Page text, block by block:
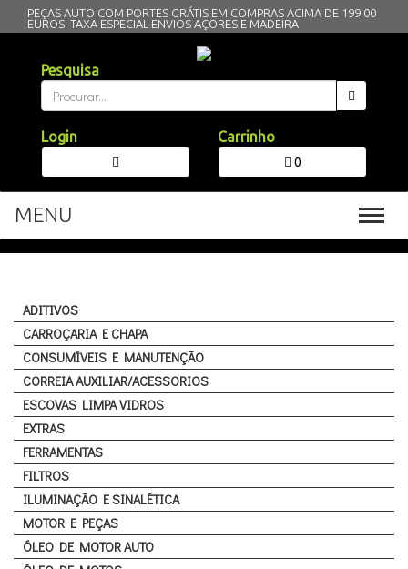
PEÇAS AUTO COM PORTES GRÁTIS EM COMPRAS ACIMA DE 199.00
EUROS! TAXA ESPECIAL ENVIOS AÇORES E MADEIRA
Pesquisa
Login Carrinho
0
MENU
ADITIVOS
CARROÇARIA E CHAPA
CONSUMÍVEIS E MANUTENÇÃO
CORREIA AUXILIAR/ACESSORIOS
ESCOVAS LIMPA VIDROS
EXTRAS
FERRAMENTAS
FILTROS
ILUMINAÇÃO E SINALÉTICA
MOTOR E PEÇAS
ÓLEO DE MOTOR AUTO